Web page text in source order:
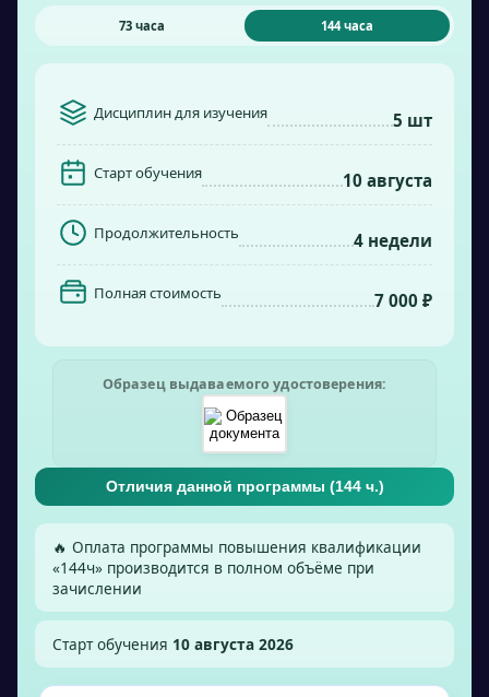
73 часа 144 часа
Дисциплин для изучения 5 шт
Старт обучения 10 августа
Продолжительность 4 недели
Полная стоимость 7 000 ₽
Образец выдаваемого удостоверения:
Отличия данной программы (144ч.)
🔥 Оплата программы повышения квалификации
«144ч» производится в полном объёме при
зачислении
Старт обучения 10 августа 2026